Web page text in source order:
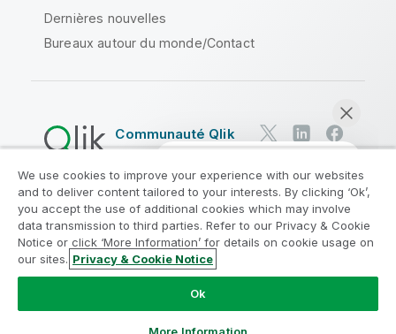
Discuter maintenant
Dernières nouvelles
Bureaux autour du monde/Contact
Communauté Qlik
Contrats juridiques
Conditions d'utilisation des produits
Legal Policies
Conditions légales
Conditions d'utilisation
Marques
Do Not Share My Info
Copyright © 1993-2026 QlikTech International AB. Tous
We use cookies to improve your experience with our websites
and to deliver content tailored to your interests. By clicking ‘Ok’,
you accept the use of additional cookies which may involve
data transmission to third parties. Refer to our Privacy & Cookie
Notice or click ‘More Information’ for details on cookie usage on
our sites. Privacy & Cookie Notice
Ok